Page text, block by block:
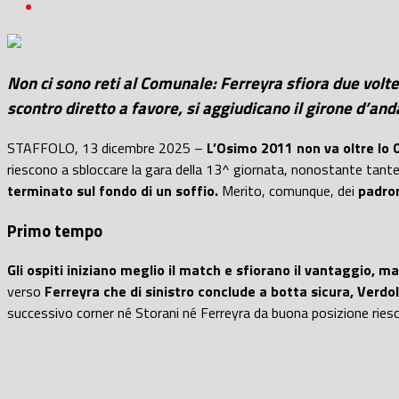
Non ci sono reti al Comunale: Ferreyra sfiora due
scontro diretto a favore, si aggiudicano il girone
STAFFOLO, 13 dicembre 2025 – L’Osimo 2011 non va oltre
riescono a sbloccare la gara della 13^ giornata, nonostante
terminato sul fondo di un soffio. Merito, comunque, dei
Primo tempo
Gli ospiti iniziano meglio il match e sfiorano il vantaggio,
verso Ferreyra che di sinistro conclude a botta sicura,
successivo corner né Storani né Ferreyra da buona posizione